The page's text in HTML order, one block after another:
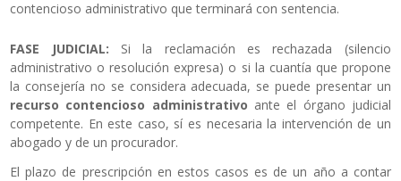
contencioso administrativo que terminará con sentencia.
FASE JUDICIAL: Si la reclamación es rechazada (silencio
administrativo o resolución expresa) o si la cuantía que propone
la consejería no se considera adecuada, se puede presentar un
recurso contencioso administrativo ante el órgano judicial
competente. En este caso, sí es necesaria la intervención de un
abogado y de un procurador.
El plazo de prescripción en estos casos es de un año a contar